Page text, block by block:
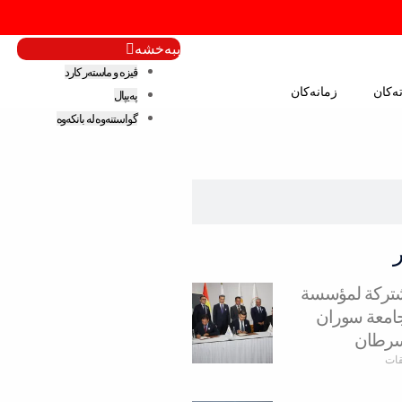
زمانەکان
ببەخشە
ڤیزە و ماستەر کارد
پەیپال
گواستنەوە لە بانکەوە
لمؤسسة
سوران